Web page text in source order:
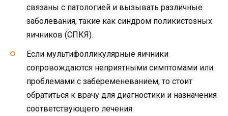
связаны с патологией и вызывать различные
заболевания, такие как синдром поликистозных
яичников (СПКЯ).
Если мультифолликулярные яичники
сопровождаются неприятными симптомами или
проблемами с забеременеванием, то стоит
обратиться к врачу для диагностики и назначения
соответствующего лечения.